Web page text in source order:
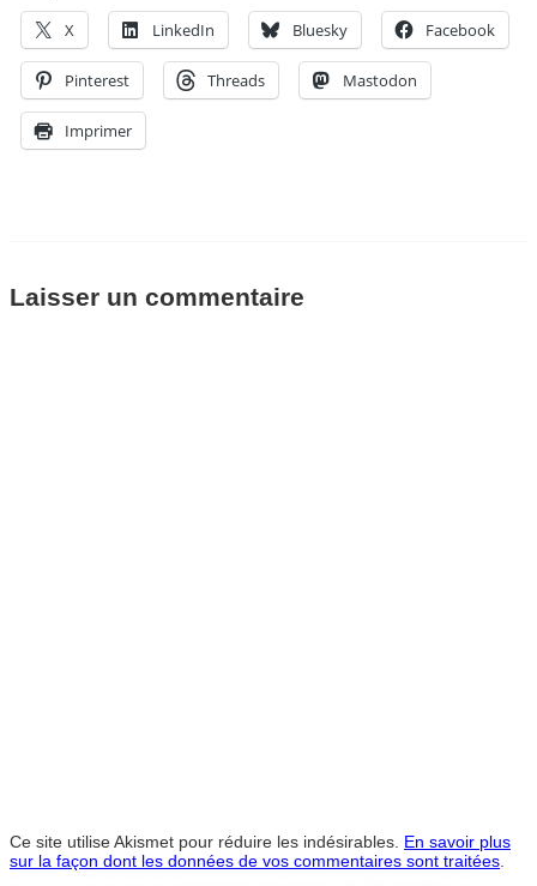
X LinkedIn Bluesky Facebook
Pinterest Threads Mastodon
Imprimer
Laisser un commentaire
Ce site utilise Akismet pour réduire les indésirables. En savoir plus
sur la façon dont les données de vos commentaires sont traitées